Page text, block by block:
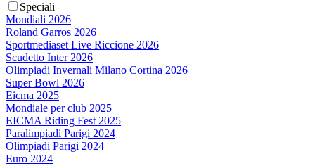
Speciali
Mondiali 2026
Roland Garros 2026
Sportmediaset Live Riccione 2026
Scudetto Inter 2026
Olimpiadi Invernali Milano Cortina 2026
Super Bowl 2026
Eicma 2025
Mondiale per club 2025
EICMA Riding Fest 2025
Paralimpiadi Parigi 2024
Olimpiadi Parigi 2024
Euro 2024